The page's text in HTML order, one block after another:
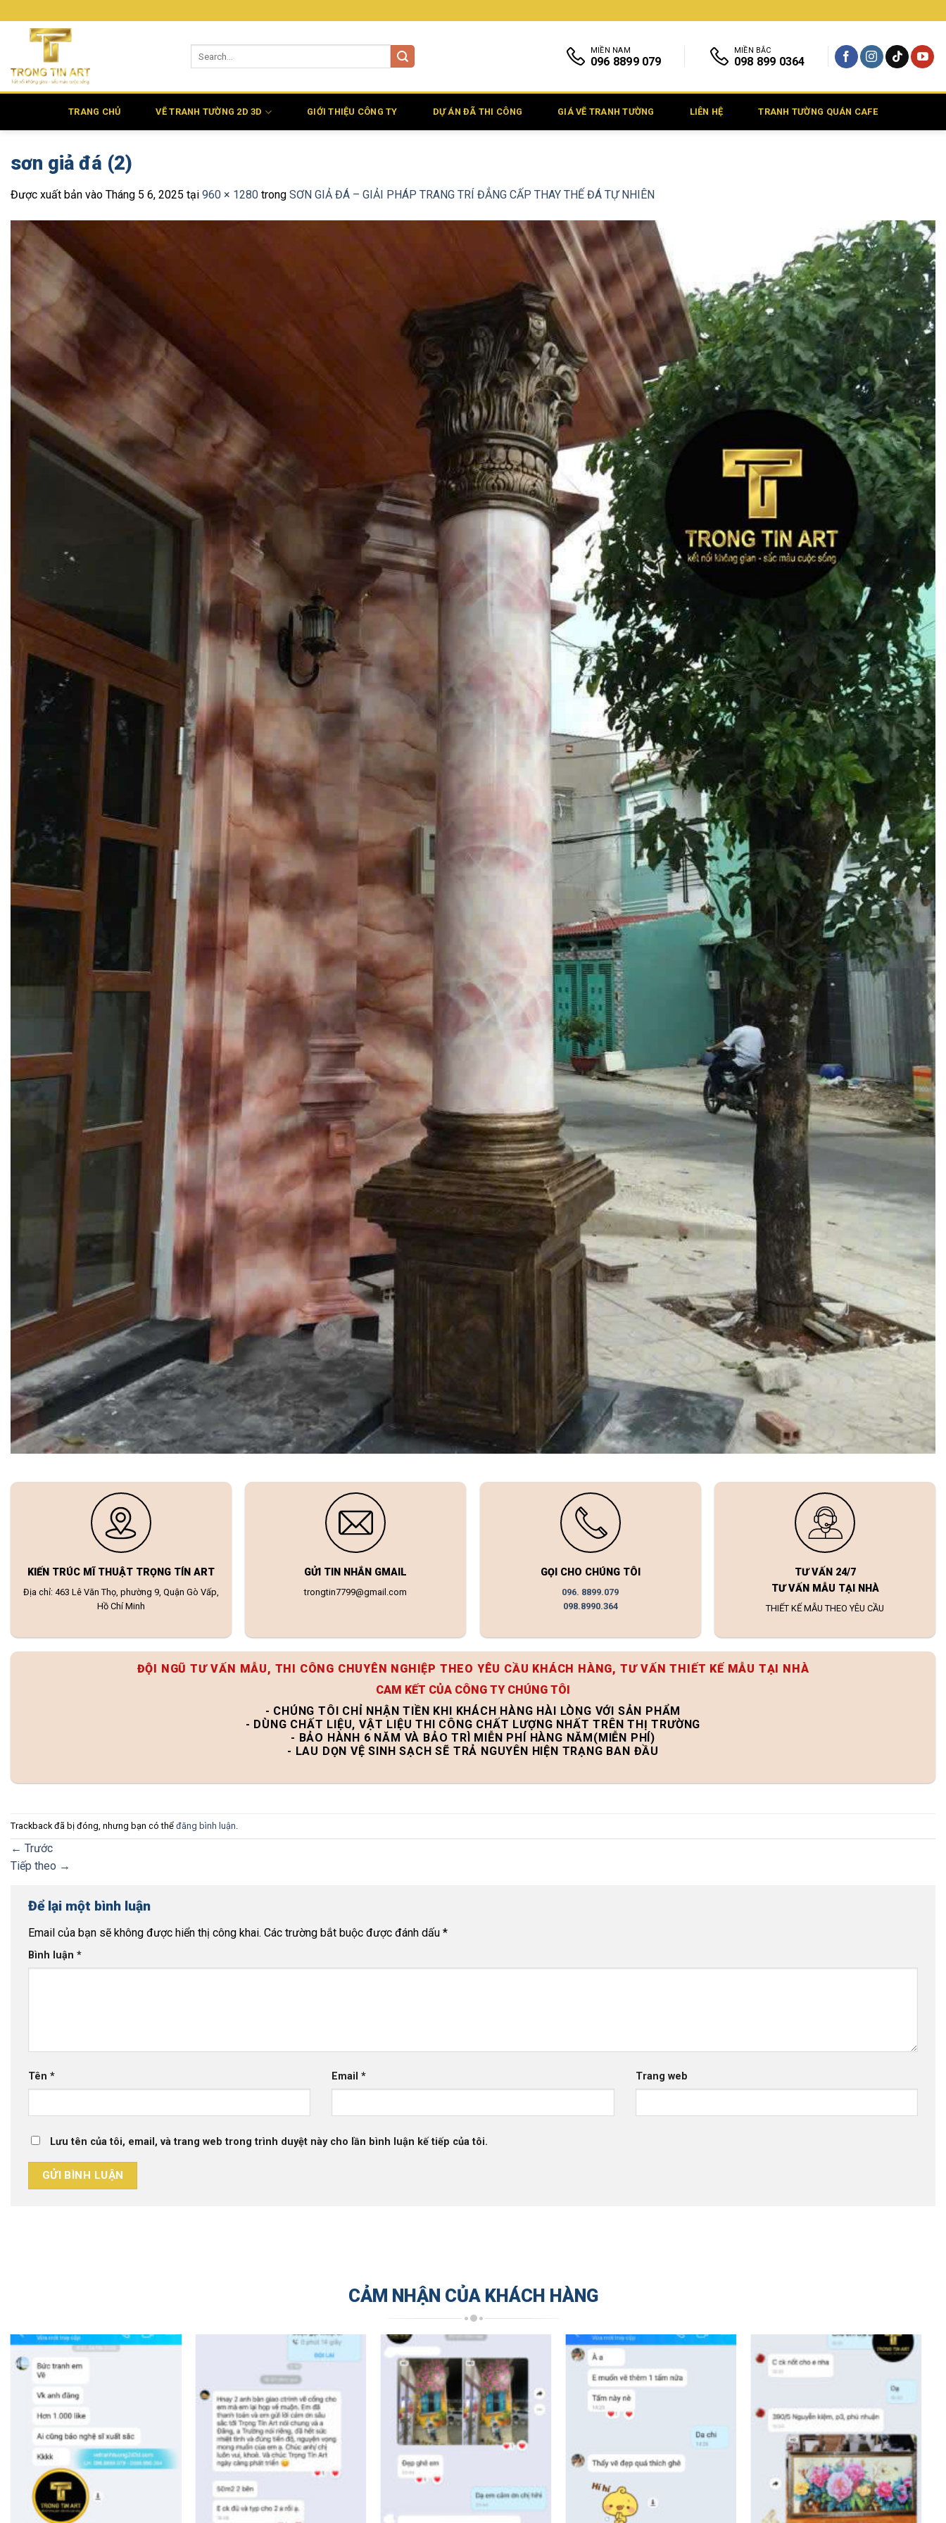
qua
MIỀN NAM
096 8899 079
MIỀN BẮC
098 899 0364
TRANG CHỦ VẼ TRANH TƯỜNG 2D 3D GIỚI THIỆU CÔNG TY DỰ ÁN ĐÃ THI CÔNG GIÁ VẼ TRANH TƯỜNG LIÊN HỆ TRANH TƯỜNG QUÁN CAFE
sơn giả đá (2)
Được xuất bản vào Tháng 5 6, 2025 tại 960 × 1280 trong SƠN GIẢ ĐÁ – GIẢI PHÁP TRANG TRÍ ĐẲNG CẤP THAY THẾ ĐÁ TỰ NHIÊN
KIẾN TRÚC MĨ THUẬT TRỌNG TÍN ART
Địa chỉ: 463 Lê Văn Thọ, phường 9, Quận Gò Vấp,
Hồ Chí Minh
GỬI TIN NHẮN GMAIL
trongtin7799@gmail.com
GỌI CHO CHÚNG TÔI
096. 8899.079
098.8990.364
TƯ VẤN 24/7
TƯ VẤN MẪU TẠI NHÀ
THIẾT KẾ MẪU THEO YÊU CẦU
ĐỘI NGŨ TƯ VẤN MẪU, THI CÔNG CHUYÊN NGHIỆP THEO YÊU CẦU KHÁCH HÀNG, TƯ VẤN THIẾT KẾ MẪU TẠI NHÀ
CAM KẾT CỦA CÔNG TY CHÚNG TÔI
- CHÚNG TÔI CHỈ NHẬN TIỀN KHI KHÁCH HÀNG HÀI LÒNG VỚI SẢN PHẨM
- DÙNG CHẤT LIỆU, VẬT LIỆU THI CÔNG CHẤT LƯỢNG NHẤT TRÊN THỊ TRƯỜNG
- BẢO HÀNH 6 NĂM VÀ BẢO TRÌ MIỄN PHÍ HÀNG NĂM(MIỄN PHÍ)
- LAU DỌN VỆ SINH SẠCH SẼ TRẢ NGUYÊN HIỆN TRẠNG BAN ĐẦU
Trackback đã bị đóng, nhưng bạn có thể đăng bình luận
← Trước
Tiếp theo →
Để lại một bình luận
Email của bạn sẽ không được hiển thị công khai. Các trường bắt buộc được đánh dấu *
Bình luận *
Tên * Email* Trang web
Lưu tên của tôi, email, và trang web trong trình duyệt này cho lần bình luận kế tiếp của tôi.
CẢM NHẬN CỦA KHÁCH HÀNG